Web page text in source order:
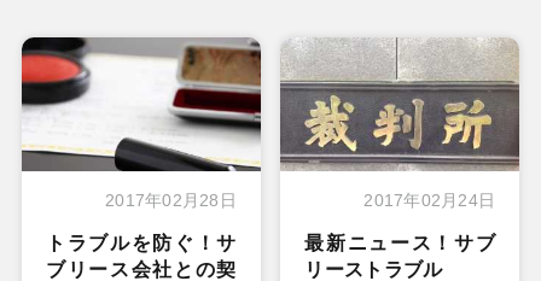
2017年02月28日
トラブルを防ぐ！サ
ブリース会社との契
2017年02月24日
最新ニュース！サブ
リーストラブル